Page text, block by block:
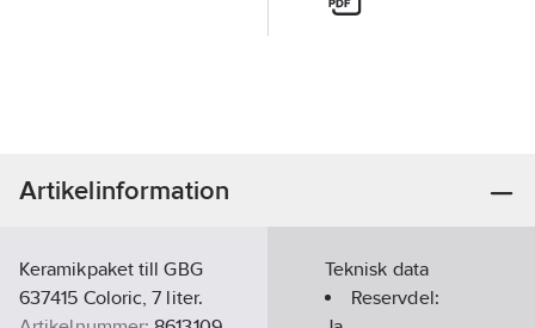
Artikelinformation
Keramikpaket till GBG
637415 Coloric, 7 liter.
Teknisk data
Reservdel: